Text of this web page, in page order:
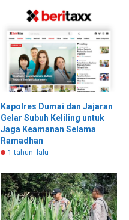
Kapolres Dumai dan Jajaran
Gelar Subuh Keliling untuk
Jaga Keamanan Selama
Ramadhan
1 tahun lalu